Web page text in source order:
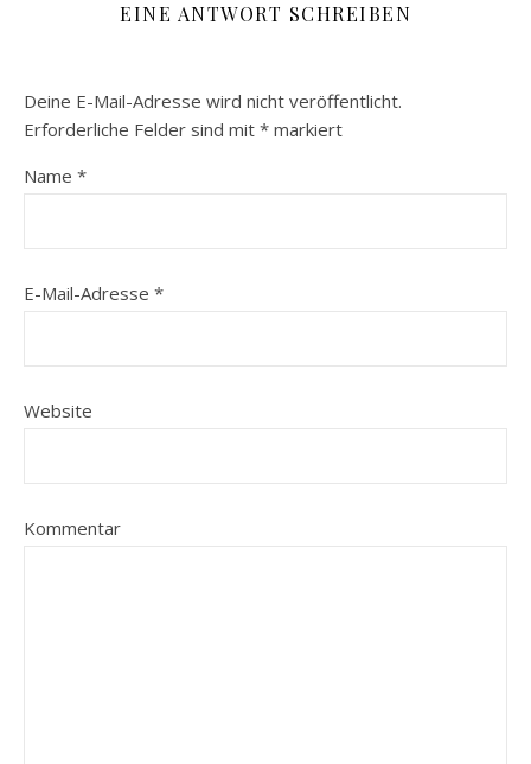
EINE ANTWORT SCHREIBEN
Deine E-Mail-Adresse wird nicht veröffentlicht.
Erforderliche Felder sind mit * markiert
Name *
E-Mail-Adresse *
Website
Kommentar